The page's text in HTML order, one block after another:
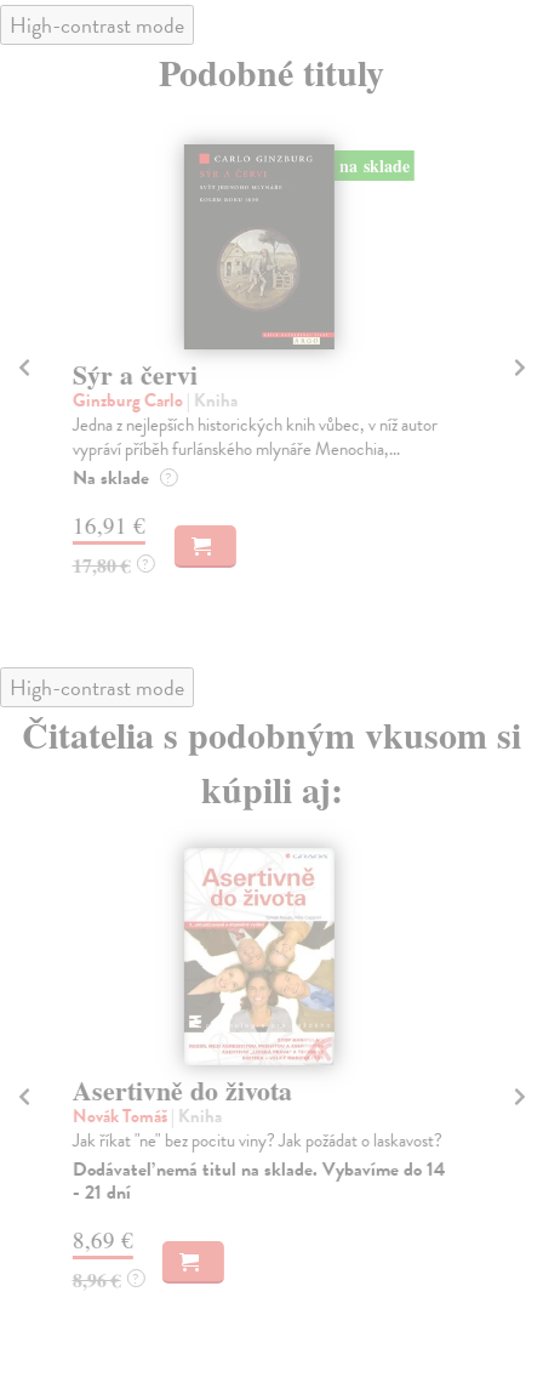
High-contrast mode
Podobné tituly
na sklade
Sýr a červi
Ginzburg Carlo| Kniha
Jedna z nejlepších historických knih vůbec, v níž autor
vypráví příběh furlánského mlynáře Menochia,...
Na sklade ?
16,91 €
17,80 € ?
High-contrast mode
Čitatelia s podobným vkusom si
kúpili aj:
Asertivně do života
Novák Tomáš| Kniha
Jak říkat "ne" bez pocitu viny? Jak požádat o laskavost?
Dodávateľ nemá titul na sklade. Vybavíme do 14
- 21 dní
8,69 €
8,96 € ?